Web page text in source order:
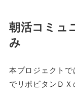
朝活コミュ
み
本プロジェクト
でリポビタンＤＸ